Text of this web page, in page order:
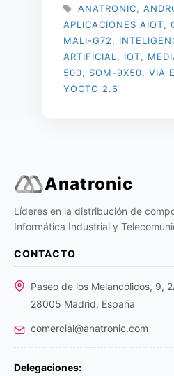
ETIQUETAS
ANATRONIC
APLICACIONES AIOT
MALI-G72
ARTIFICIAL
IOT
500
SOM-9X50 VIA
YOCTO 2.6
Anatronic
Líderes en la distribución de
Informática Industrial y
CONTACTO
Paseo de los Melancólicos, 9,
28005 Madrid, España
comercial@anatronic.com
Delegaciones: